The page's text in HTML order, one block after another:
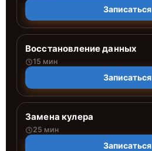
Записаться
Восстановление данных
15 мин
Записаться
Замена кулера
25 мин
Записаться